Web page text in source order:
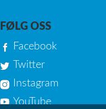
FØLG OSS
Facebook
Twitter
Instagram
YouTube